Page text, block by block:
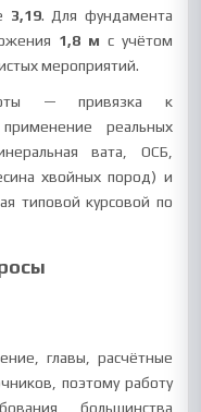
3,19. Для фундамента
1,8 м с учётом
мероприятий.
— привязка к
реальных
вата, ОСБ,
хвойных пород) и
типовой курсовой по
главы, расчётные
поэтому работу
большинства